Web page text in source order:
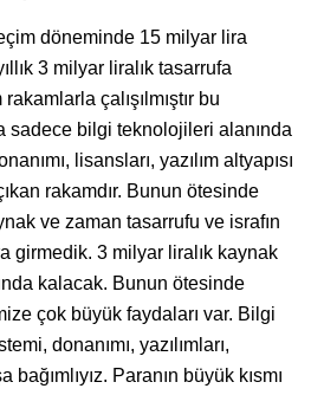
döneminde 15 milyar lira
3 milyar liralık tasarrufa
çalışılmıştır bu
sadece bilgi teknolojileri alanında
lisansları, yazılım altyapısı
rakamdır. Bunun ötesinde
ve zaman tasarrufu ve israfın
girmedik. 3 milyar liralık kaynak
kalacak. Bunun ötesinde
çok büyük faydaları var. Bilgi
donanımı, yazılımları,
bağımlıyız. Paranın büyük kısmı